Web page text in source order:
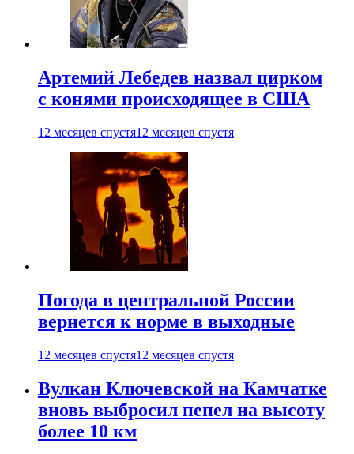
Артемий Лебедев назвал цирком
с конями происходящее в США
12 месяцев спустя12 месяцев спустя
Погода в центральной России
вернется к норме в выходные
12 месяцев спустя12 месяцев спустя
Вулкан Ключевской на Камчатке
вновь выбросил пепел на высоту
более 10 км